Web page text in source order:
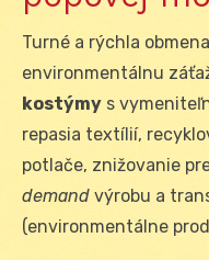
Turné a rýchla
environmentálnu
kostýmy s
repasia textílií,
potlače, znižovanie
demand výrobu a
(environmentálne